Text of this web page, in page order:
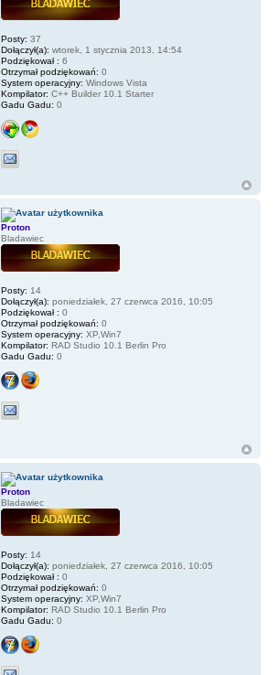
Posty: 37
Dołączył(a): wtorek, 1 stycznia 2013, 14:54
Podziękował : 6
Otrzymał podziękowań: 0
System operacyjny: Windows Vista
Kompilator: C++ Builder 10.1 Starter
Gadu Gadu: 0
Proton
Bladawiec
Posty: 14
Dołączył(a): poniedziałek, 27 czerwca 2016, 10:05
Podziękował : 0
Otrzymał podziękowań: 0
System operacyjny: XP,Win7
Kompilator: RAD Studio 10.1 Berlin Pro
Gadu Gadu: 0
Proton
Bladawiec
Posty: 14
Dołączył(a): poniedziałek, 27 czerwca 2016, 10:05
Podziękował : 0
Otrzymał podziękowań: 0
System operacyjny: XP,Win7
Kompilator: RAD Studio 10.1 Berlin Pro
Gadu Gadu: 0